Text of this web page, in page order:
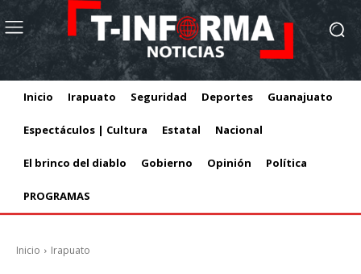
Inicio Irapuato Seguridad Deportes Guanajuato
Espectáculos | Cultura Estatal Nacional
El brinco del diablo Gobierno Opinión Política
PROGRAMAS
Inicio Irapuato